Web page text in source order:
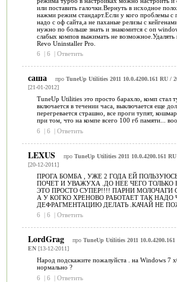
или поставить галочки.Вернуть в исходное
нажми режим стандарт.Если у кого проблемы с
надо с оф сайта,а не паханые релизы с
нужно по больше знать и знакомится с оп
слабых компов выжимать не
Revo Uninstaller Pro.
6
| 6 | Ответить
саша про TuneUp Utilities 2011 10.0.4200.161 RU /
[21-01-2012]
TuneUp Utilities это просто барахло, комп стал
включается в течении часа, выключается еще
перегревается страшно, все проги тупят,
при том, что на компе всего 100 гб памяти...
6
| 6 | Ответить
LEXUS про TuneUp Utilities 2011 10.0.4200.161
[20-12-2011]
ПРОГА БОМБА , УЖЕ 2 ГОДА ЕЙ
ПОЧЕТ И УВАЖУХА .ДО НЕЕ ЧЕГО ТОЛЬКО
ЭТО ПРОСТО СУПЕР!!!! ПАРНИ МОЛОЧАГИ
А У КОГКО ХРЕНОВО РАБОТАЕТ ТАК НАДО
ДЕФРАГМЕНТАЦИЮ ДЕЛАТЬ .КАЧАЙ НЕ
6
| 6 | Ответить
LordGrag про TuneUp Utilities 2011
EN[13-12-2011]
Народ подскажите пожалуйста . на Windows 7
нормально ?
6
| 6 | Ответить